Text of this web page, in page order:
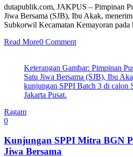
dutapublik.com, JAKPUS – Pimpinan
Jiwa Bersama (SJB), Ibu Akak,
Subkorwil Kecamatan Kemayoran pada
Read More0 Comment
Keterangan Gambar: Pimpinan
Satu Jiwa Bersama (SJB), Ibu
kunjungan SPPI Batch 3 di calon
Jakarta Pusat.
Ragam
0
Kunjungan SPPI Mitra BGN
Jiwa Bersama